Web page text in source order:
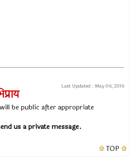
Last Updated : May 06, 2016
be public after appropriate
us a private message.
TOP